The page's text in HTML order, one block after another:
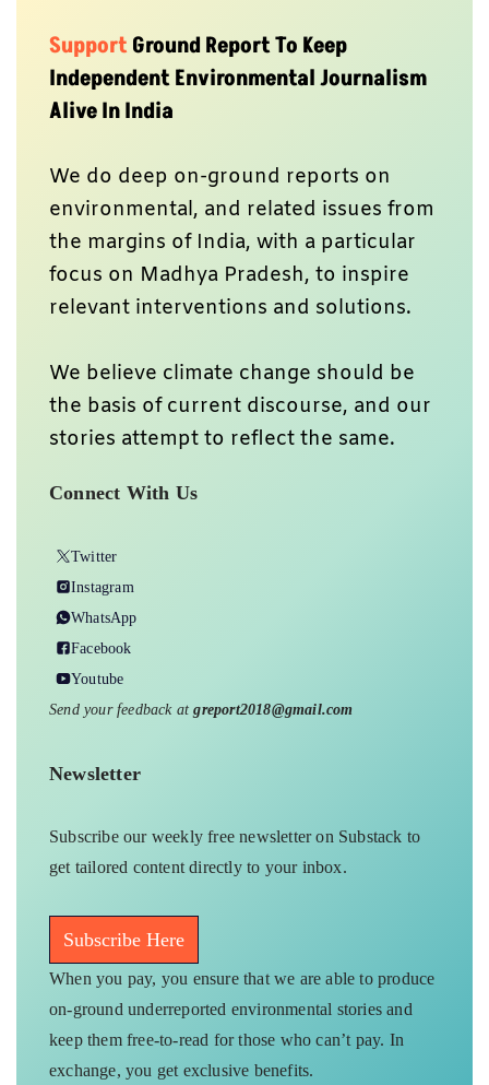
SupportGround Report To Keep
Independent Environmental Journalism
Alive In India
We do deep on-ground reports on
environmental, and related issues from
the margins of India, with a particular
focus on Madhya Pradesh, to inspire
relevant interventions and solutions.
We believe climate change should be
the basis of current discourse, and our
stories attempt to reflect the same.
Connect With Us
Twitter
Instagram
WhatsApp
Facebook
Youtube
Send your feedback atgreport2018@gmail.com
Newsletter
Subscribe our weekly free newsletter on Substack to
get tailored content directly to your inbox.
Subscribe Here
When you pay, you ensure that we are able to produce
on-ground underreported environmental stories and
keep them free-to-read for those who can’t pay. In
exchange, you get exclusive benefits.